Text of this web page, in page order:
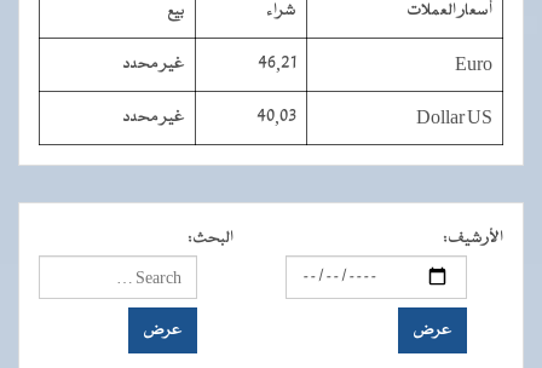
أسعار العملات شراء بيع
Euro
46,21 غير محدد
Dollar US
40,03 غير محدد
الأرشيف: البحث: